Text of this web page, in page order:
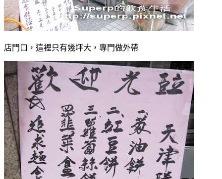
店門口，這裡只有幾坪大，專門做外帶